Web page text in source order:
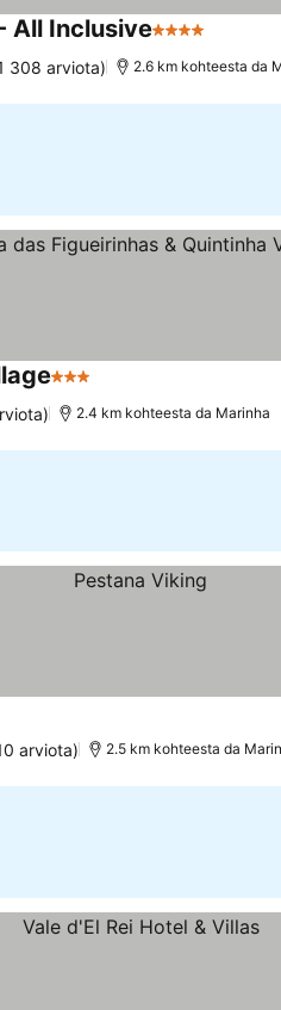
All Inclusive4 Tähtiluokitus
308 arviota) 2.6 km kohteesta da
3 Tähtiluokitus
2.4 km kohteesta da Marinha
arviota) 2.5 km kohteesta da